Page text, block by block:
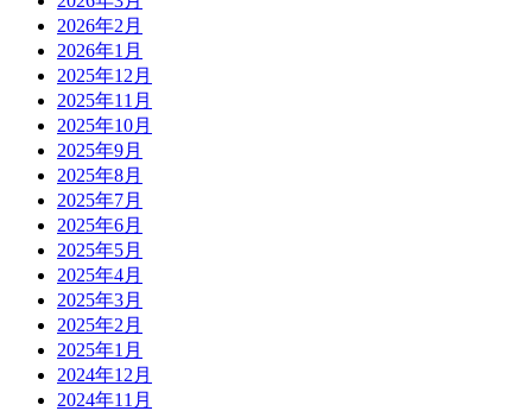
2026年2月
2026年1月
2025年12月
2025年11月
2025年10月
2025年9月
2025年8月
2025年7月
2025年6月
2025年5月
2025年4月
2025年3月
2025年2月
2025年1月
2024年12月
2024年11月